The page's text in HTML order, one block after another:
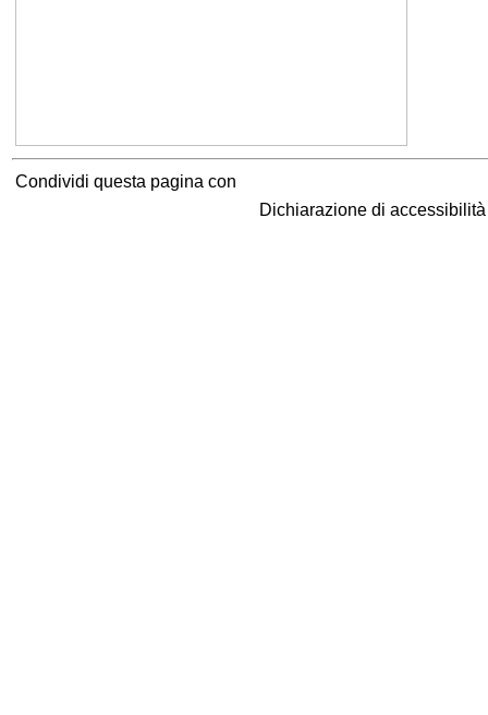
Condividi questa pagina con
Dichiarazione di